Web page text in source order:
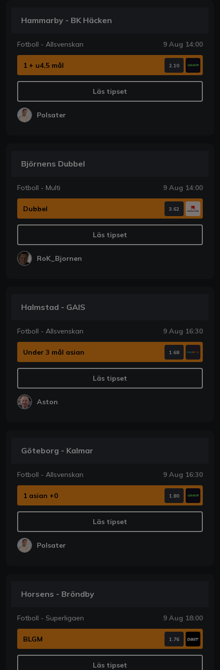
Hammarby - BK Häcken
Fotboll - Allsvenskan 9 Aug 14:00
1 + u4,5 mål 2.10
Läs tipset
Polsater
Björnens Dubbel
Fotboll - Multi 9 Aug 14:00
Dubbel 3.62
Läs tipset
RoK_Bjornen
Halmstad - GAIS
Fotboll - Allsvenskan 9 Aug 16:30
Under 3 mål asian 1.68
Läs tipset
Aston
Göteborg - Kalmar
Fotboll - Allsvenskan 9 Aug 16:30
1 asian +0 1.80
Läs tipset
Polsater
Horsens - Bröndby
Fotboll - Superligaen 9 Aug 18:00
BLGM 1.76
Läs tipset